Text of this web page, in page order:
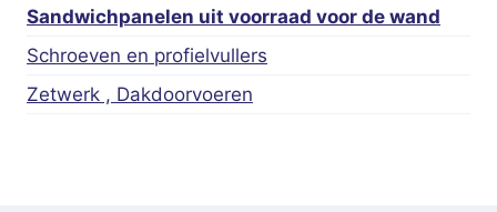
Sandwichpanelen uit voorraad voor de wand
Schroeven en profielvullers
Zetwerk , Dakdoorvoeren